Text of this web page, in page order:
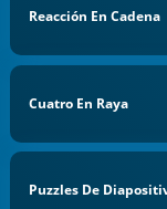
Reacción En Cadena
Cuatro En Raya
Puzzles De